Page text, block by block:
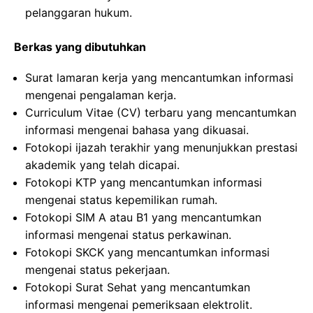
pelanggaran hukum.
Berkas yang dibutuhkan
Surat lamaran kerja yang mencantumkan informasi
mengenai pengalaman kerja.
Curriculum Vitae (CV) terbaru yang mencantumkan
informasi mengenai bahasa yang dikuasai.
Fotokopi ijazah terakhir yang menunjukkan prestasi
akademik yang telah dicapai.
Fotokopi KTP yang mencantumkan informasi
mengenai status kepemilikan rumah.
Fotokopi SIM A atau B1 yang mencantumkan
informasi mengenai status perkawinan.
Fotokopi SKCK yang mencantumkan informasi
mengenai status pekerjaan.
Fotokopi Surat Sehat yang mencantumkan
informasi mengenai pemeriksaan elektrolit.